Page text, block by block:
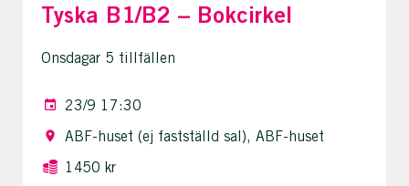
Tyska B1/B2 – Bokcirkel
Onsdagar 5 tillfällen
23/9 17:30
ABF-huset (ej fastställd sal), ABF-huset
1450 kr